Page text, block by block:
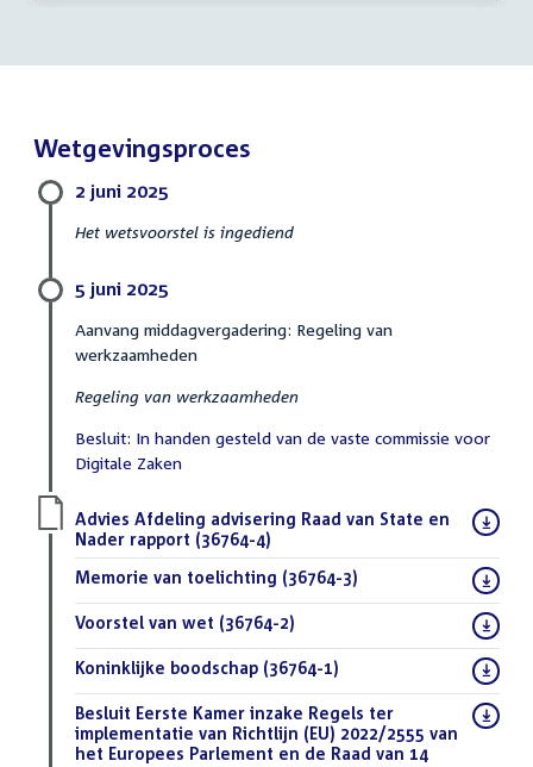
Wetgevingsproces
2 juni 2025
Het wetsvoorstel is ingediend
5 juni 2025
Aanvang middagvergadering: Regeling van
werkzaamheden
Regeling van werkzaamheden
Besluit: In handen gesteld van de vaste commissie voor
Digitale Zaken
Download
bestand:
Advies Afdeling advisering Raad van State en
Nader rapport (36764-4)
Download
bestand:
Memorie van toelichting (36764-3)
Download
Voorstel van wet (36764-2)
Download
Koninklijke boodschap (36764-1)
Download
bestand:
Besluit Eerste Kamer inzake Regels ter
implementatie van Richtlijn (EU) 2022/2555 van
het Europees Parlement en de Raad van 14